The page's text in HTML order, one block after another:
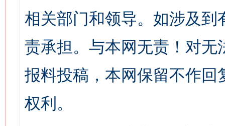
相关部门和领导。如涉及
责承担。与本网无责！对
报料投稿，本网保留不作
权利。